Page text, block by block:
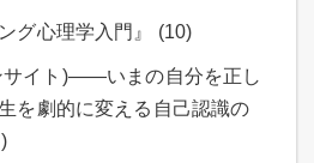
グ心理学入門』 (10)
サイト)――いまの自分を正し
を劇的に変える自己認識の